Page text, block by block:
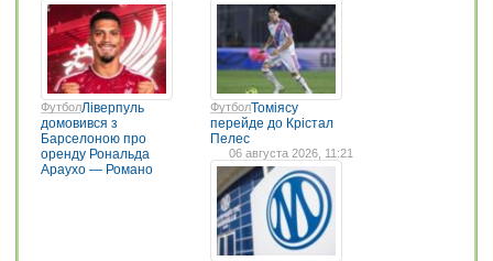
ФутболЛіверпуль
домовився з
Барселоною про
оренду Рональда
Араухо — Романо
ФутболТоміясу
перейде до Крістал
Пелес
06 августа 2026, 11:21